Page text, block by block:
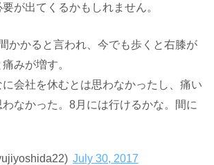
が出てくるかもしれません。
かかると言われ、今でも歩くと右膝が
みが増す。
会社を休むとは思わなかったし、痛い
なかった。8月には行けるかな。間に
July 30, 2017